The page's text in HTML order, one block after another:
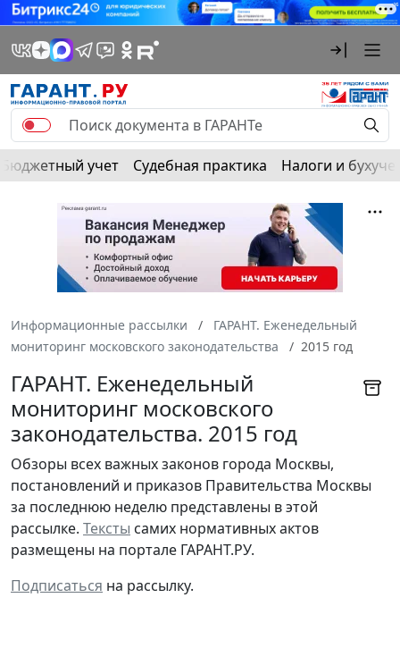
Бюджетный учет Судебная практика Налоги и
Информационные рассылки
ГАРАНТ. Еженедельный
мониторинг московского законодательства
2015 год
ГАРАНТ. Еженедельный
мониторинг московского
законодательства. 2015 год
Обзоры всех важных законов города Москвы,
постановлений и приказов Правительства Москвы
за последнюю неделю представлены в этой
рассылке. Тексты самих нормативных актов
размещены на портале ГАРАНТ.РУ.
Подписаться на рассылку.